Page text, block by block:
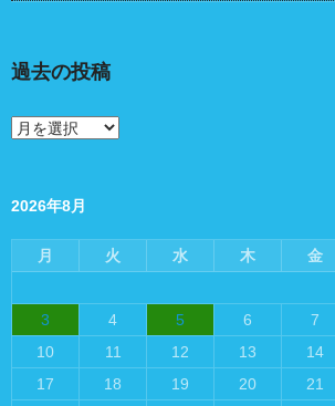
過去の投稿
過
去
稿
2026年8月
月 火 水 木 金
3
4 5 6 7
10
11 12 13 14
17
18 19 20 21